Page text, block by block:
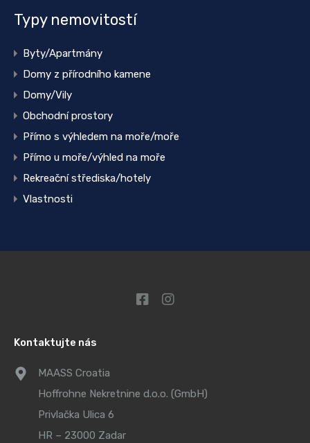
Typy nemovitostí
Byty/Apartmány
Domy z přírodního kamene
Domy/Vily
Obchodní prostory
Přímo s výhledem na moře/moře
Přímo u moře/výhled na moře
Rekreační střediska/hotely
Vlastnosti
Kontaktujte nás
MAASS Croatia
Hoffrohne Nekretnine d.o.o. (GmbH)
Privlačka Ulica 6
HR – 23000 Zadar